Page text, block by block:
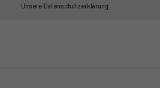
Unsere Datenschutzerklärung